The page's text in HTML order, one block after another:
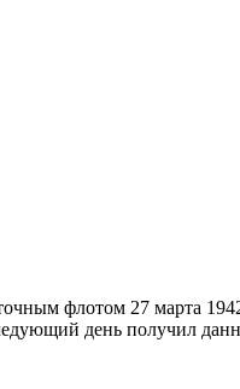
флотом 27 марта
день получил